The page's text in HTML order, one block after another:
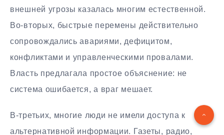
внешней угрозы казалась многим естественной.
Во-вторых, быстрые перемены действительно
сопровождались авариями, дефицитом,
конфликтами и управленческими провалами.
Власть предлагала простое объяснение: не
система ошибается, а враг мешает.
В-третьих, многие люди не имели доступа к
альтернативной информации. Газеты, радио,